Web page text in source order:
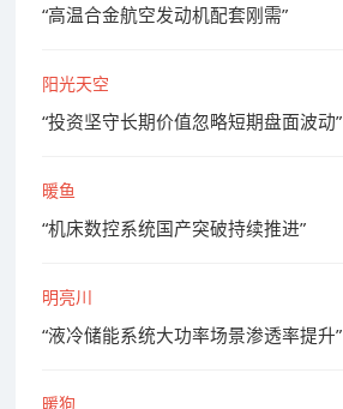
“高温合金航空发动机配套刚需”
阳光天空
“投资坚守长期价值忽略短期盘面波动”
暖鱼
“机床数控系统国产突破持续推进”
明亮川
“液冷储能系统大功率场景渗透率提升”
暖狗